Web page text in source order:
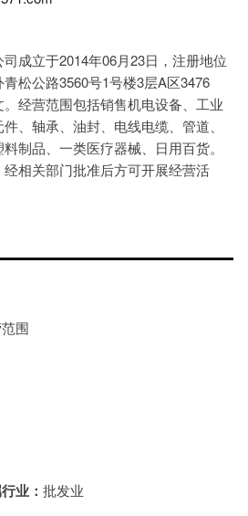
成立于2014年06月23日，注册地位
松公路3560号1号楼3层A区3476
经营范围包括销售机电设备、工业
、轴承、油封、电线电缆、管道、
制品、一类医疗器械、日用百货。
经相关部门批准后方可开展经营活
围
业： 批发业